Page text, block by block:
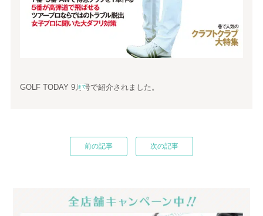
GOLF TODAY 9月号で紹介されました。
前の記事 次の記事
まで